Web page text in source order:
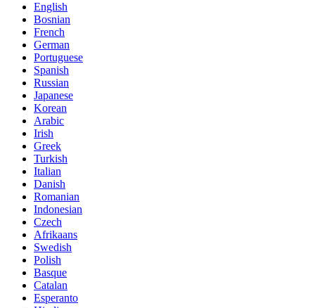
English
Bosnian
French
German
Portuguese
Spanish
Russian
Japanese
Korean
Arabic
Irish
Greek
Turkish
Italian
Danish
Romanian
Indonesian
Czech
Afrikaans
Swedish
Polish
Basque
Catalan
Esperanto